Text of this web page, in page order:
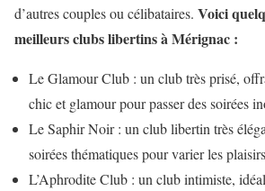
d’autres couples ou célibataires. Voici
meilleurs clubs libertins à Mérignac :
Le Glamour Club : un club très prisé,
chic et glamour pour passer des soirées
Le Saphir Noir : un club libertin très
soirées thématiques pour varier les
L’Aphrodite Club : un club intimiste,